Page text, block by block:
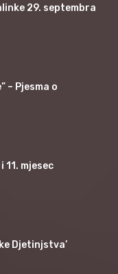
29. septembra
– Pjesma o
11. mjesec
Djetinjstva’